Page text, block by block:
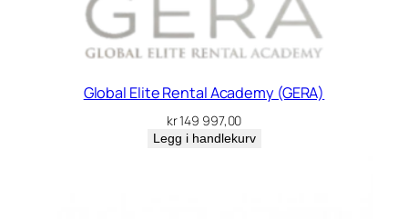
Global Elite Rental Academy (GERA)
kr149 997,00
Legg i handlekurv